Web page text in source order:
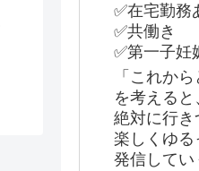
✅在宅勤務
✅共働き
✅第一子妊
「これか
を考えると
絶対に行き
楽しくゆる
発信してい